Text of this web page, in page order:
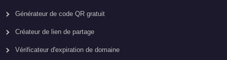
Générateur de code QR gratuit
Créateur de lien de partage
Vérificateur d'expiration de domaine